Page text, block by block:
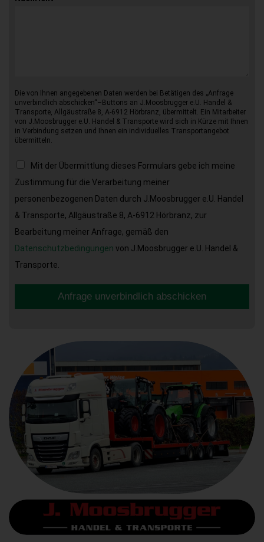
Die von Ihnen angegebenen Daten werden bei Betätigen des „Anfrage
unverbindlich abschicken“–Buttons an J.Moosbrugger e.U. Handel &
Transporte, Allgäustraße 8, A-6912 Hörbranz, übermittelt. Ein Mitarbeiter
von J.Moosbrugger e.U. Handel & Transporte wird sich in Kürze mit Ihnen
in Verbindung setzen und Ihnen ein individuelles Transportangebot
übermitteln.
Mit der Übermittlung dieses Formulars gebe ich meine
Zustimmung für die Verarbeitung meiner
personenbezogenen Daten durch J.Moosbrugger e.U. Handel
& Transporte, Allgäustraße 8, A-6912 Hörbranz, zur
Bearbeitung meiner Anfrage, gemäß den
Datenschutzbedingungen von J.Moosbrugger e.U. Handel &
Transporte.
Anfrage unverbindlich abschicken